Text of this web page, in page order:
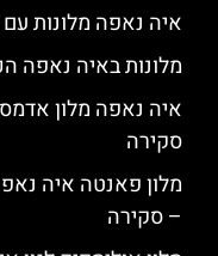
איה נאפה מלונות
מלונות באיה נאפה
סקירה
– סקירה